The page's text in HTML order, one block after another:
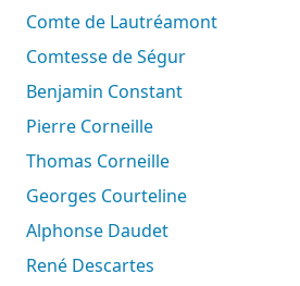
Comte de Lautréamont
Comtesse de Ségur
Benjamin Constant
Pierre Corneille
Thomas Corneille
Georges Courteline
Alphonse Daudet
René Descartes